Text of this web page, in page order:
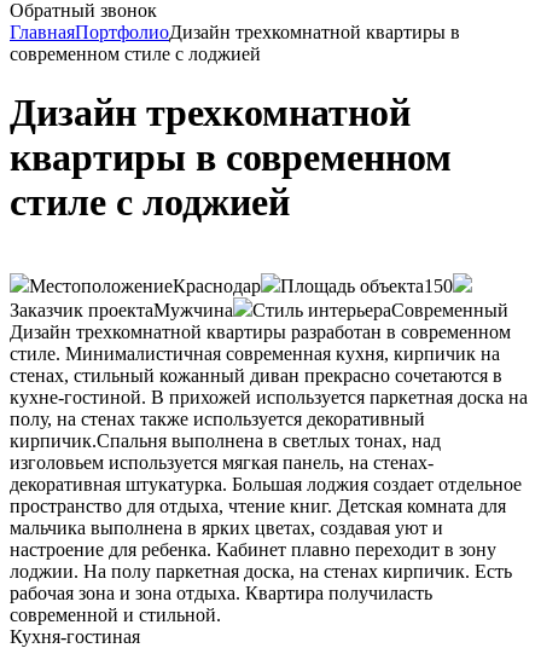
Обратный звонок
ГлавнаяПортфолиоДизайн трехкомнатной квартиры в
современном стиле с лоджией
Дизайн трехкомнатной
квартиры в современном
стиле с лоджией
МестоположениеКраснодар Площадь объекта150
Заказчик проектаМужчина Стиль интерьераСовременный
Дизайн трехкомнатной квартиры разработан в современном
стиле. Минималистичная современная кухня, кирпичик на
стенах, стильный кожанный диван прекрасно сочетаются в
кухне-гостиной. В прихожей используется паркетная доска на
полу, на стенах также используется декоративный
кирпичик.Спальня выполнена в светлых тонах, над
изголовьем используется мягкая панель, на стенах-
декоративная штукатурка. Большая лоджия создает отдельное
пространство для отдыха, чтение книг. Детская комната для
мальчика выполнена в ярких цветах, создавая уют и
настроение для ребенка. Кабинет плавно переходит в зону
лоджии. На полу паркетная доска, на стенах кирпичик. Есть
рабочая зона и зона отдыха. Квартира получиласть
современной и стильной.
Кухня-гостиная